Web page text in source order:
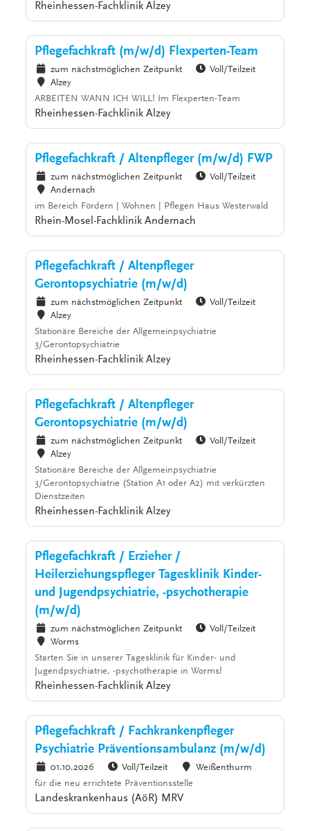
Rheinhessen-Fachklinik Alzey
Pflegefachkraft (m/w/d) Flexperten-Team
zum nächstmöglichen Zeitpunkt
Voll/Teilzeit
Alzey
ARBEITEN WANN ICH WILL! Im Flexperten-Team
Rheinhessen-Fachklinik Alzey
Pflegefachkraft / Altenpfleger (m/w/d) FWP
zum nächstmöglichen Zeitpunkt
Voll/Teilzeit
Andernach
im Bereich Fördern | Wohnen | Pflegen Haus Westerwald
Rhein-Mosel-Fachklinik Andernach
Pflegefachkraft / Altenpfleger
Gerontopsychiatrie (m/w/d)
zum nächstmöglichen Zeitpunkt
Voll/Teilzeit
Alzey
Stationäre Bereiche der Allgemeinpsychiatrie
3/Gerontopsychiatrie
Rheinhessen-Fachklinik Alzey
Pflegefachkraft / Altenpfleger
Gerontopsychiatrie (m/w/d)
zum nächstmöglichen Zeitpunkt
Voll/Teilzeit
Alzey
Stationäre Bereiche der Allgemeinpsychiatrie
3/Gerontopsychiatrie (Station A1 oder A2) mit verkürzten
Dienstzeiten
Rheinhessen-Fachklinik Alzey
Pflegefachkraft / Erzieher /
Heilerziehungspfleger Tagesklinik Kinder-
und Jugendpsychiatrie, -psychotherapie
(m/w/d)
zum nächstmöglichen Zeitpunkt
Voll/Teilzeit
Worms
Starten Sie in unserer Tagesklinik für Kinder- und
Jugendpsychiatrie, -psychotherapie in Worms!
Rheinhessen-Fachklinik Alzey
Pflegefachkraft / Fachkrankenpfleger
Psychiatrie Präventionsambulanz (m/w/d)
01.10.2026 Voll/Teilzeit
Weißenthurm
für die neu errichtete Präventionsstelle
Landeskrankenhaus (AöR) MRV